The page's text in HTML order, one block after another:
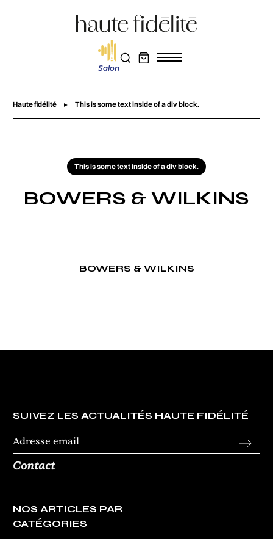
Salon
Haute fidélité This is some text inside of a div block.
This is some text inside of a div block.
BOWERS & WILKINS
BOWERS & WILKINS
SUIVEZ LES ACTUALITÉS HAUTE FIDÉLITÉ
Contact
NOS ARTICLES PAR
CATÉGORIES